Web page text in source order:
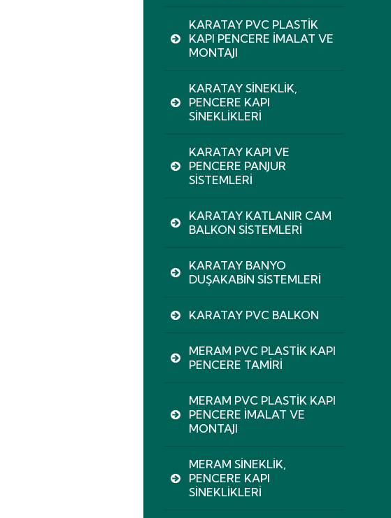
KARATAY PVC PLASTIK
KAPI PENCERE İMALAT VE
MONTAJI
KARATAY SINEKLIK,
PENCERE KAPI
SINEKLIKLERI
KARATAY KAPI VE
PENCERE PANJUR
SISTEMLERI
KARATAY KATLANIR CAM
BALKON SISTEMLERI
KARATAY BANYO
DUŞAKABIN SISTEMLERI
KARATAY PVC BALKON
MERAM PVC PLASTIK KAPI
PENCERE TAMIRI
MERAM PVC PLASTIK KAPI
PENCERE İMALAT VE
MONTAJI
MERAM SINEKLIK,
PENCERE KAPI
SINEKLIKLERI